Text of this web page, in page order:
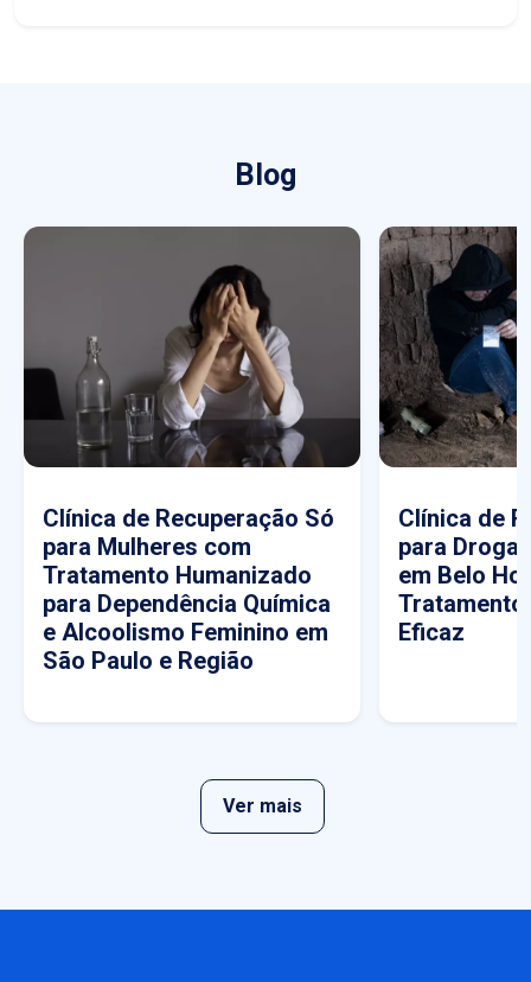
Blog
Clínica de Recuperação Só
para Mulheres com
Tratamento Humanizado
para Dependência Química
e Alcoolismo Feminino em
São Paulo e Região
Clínica de
para
em Belo
Tratamento
Eficaz
Ver mais